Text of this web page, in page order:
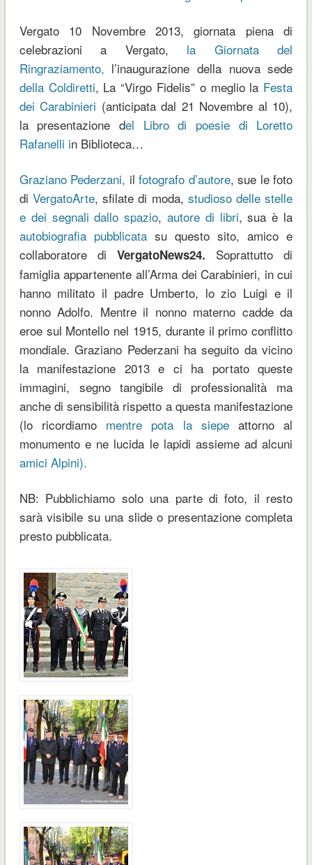
Vergato 10 Novembre 2013, giornata piena di
celebrazioni a Vergato, la Giornata del
Ringraziamento, l’inaugurazione della nuova sede
della Coldiretti, La “Virgo Fidelis” o meglio la Festa
dei Carabinieri (anticipata dal 21 Novembre al 10),
la presentazione del Libro di poesie di Loretto
Rafanelli in Biblioteca…
Graziano Pederzani, ilfotografo d’autore, sue le foto
diVergatoArte, sfilate di moda, studioso delle stelle
e dei segnali dallo spazio,autore di libri, sua è la
autobiografia pubblicatasu questo sito, amico e
collaboratore di VergatoNews24. Soprattutto di
famiglia appartenente all’Arma dei Carabinieri, in cui
hanno militato il padre Umberto, lo zio Luigi e il
nonno Adolfo. Mentre il nonno materno cadde da
eroe sul Montello nel 1915, durante il primo conflitto
mondiale. Graziano Pederzani ha seguito da vicino
la manifestazione 2013 e ci ha portato queste
immagini, segno tangibile di professionalità ma
anche di sensibilità rispetto a questa manifestazione
(lo ricordiamo mentre pota la siepe attorno al
monumento e ne lucida le lapidi assieme ad alcuni
amici Alpini).
NB: Pubblichiamo solo una parte di foto, il resto
sarà visibile su una slide o presentazione completa
presto pubblicata.